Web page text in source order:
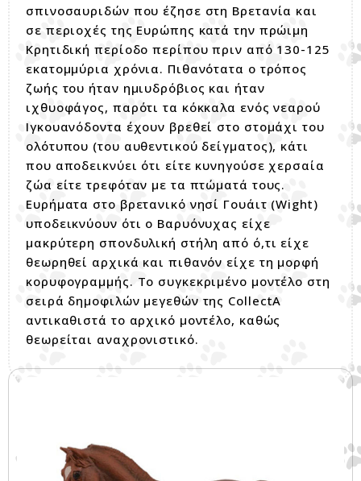
σπινοσαυριδών που έζησε στη Βρετανία και
σε περιοχές της Ευρώπης κατά την πρώιμη
Κρητιδική περίοδο περίπου πριν από 130-125
εκατομμύρια χρόνια. Πιθανότατα ο τρόπος
ζωής του ήταν ημιυδρόβιος και ήταν
ιχθυοφάγος, παρότι τα κόκκαλα ενός νεαρού
Ιγκουανόδοντα έχουν βρεθεί στο στομάχι του
ολότυπου (του αυθεντικού δείγματος), κάτι
που αποδεικνύει ότι είτε κυνηγούσε χερσαία
ζώα είτε τρεφόταν με τα πτώματά τους.
Ευρήματα στο βρετανικό νησί Γουάιτ (Wight)
υποδεικνύουν ότι ο Βαρυόνυχας είχε
μακρύτερη σπονδυλική στήλη από ό,τι είχε
θεωρηθεί αρχικά και πιθανόν είχε τη μορφή
κορυφογραμμής. Το συγκεκριμένο μοντέλο στη
σειρά δημοφιλών μεγεθών της CollectA
αντικαθιστά το αρχικό μοντέλο, καθώς
θεωρείται αναχρονιστικό.